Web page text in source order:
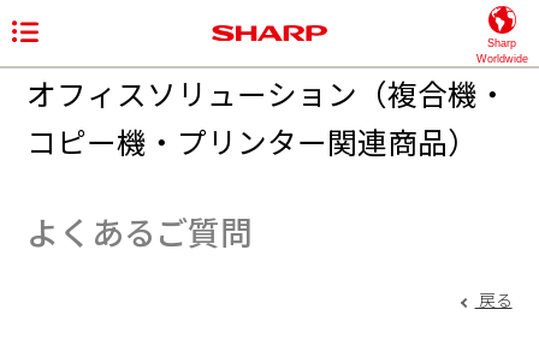
Sharp
Worldwide
オフィスソリューション（複合機・
コピー機・プリンター関連商品）
よくあるご質問
戻る